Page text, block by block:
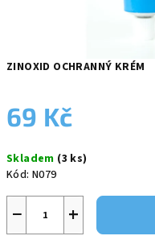
ZINOXID OCHRANNÝ KRÉM
69 Kč
cena:
Skladem (3 ks)
Kód: N079
+
−